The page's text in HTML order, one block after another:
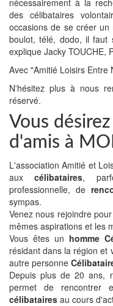
nécessairement à la
des célibataires
occasions de se créer
boulot, télé, dodo, il faut
explique Jacky TOUCHE,
Avec "Amitié Loisirs Entre
N'hésitez plus à nous
réservé.
Vous
d'amis à
L'association Amitié et
auxcélibataires,
professionnelle, de
sympas.
Venez nous rejoindre pour
mêmes aspirations et les
Vous êtes un homme
résidant dans la région et
autre personne
Depuis plus de 20 ans,
permet de rencontrer
célibataires au cours